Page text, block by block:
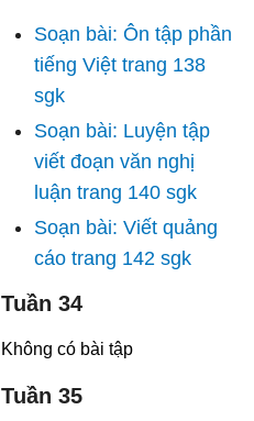
Soạn bài: Ôn tập phần
tiếng Việt trang 138
sgk
Soạn bài: Luyện tập
viết đoạn văn nghị
luận trang 140 sgk
Soạn bài: Viết quảng
cáo trang 142 sgk
Tuần 34
Không có bài tập
Tuần 35